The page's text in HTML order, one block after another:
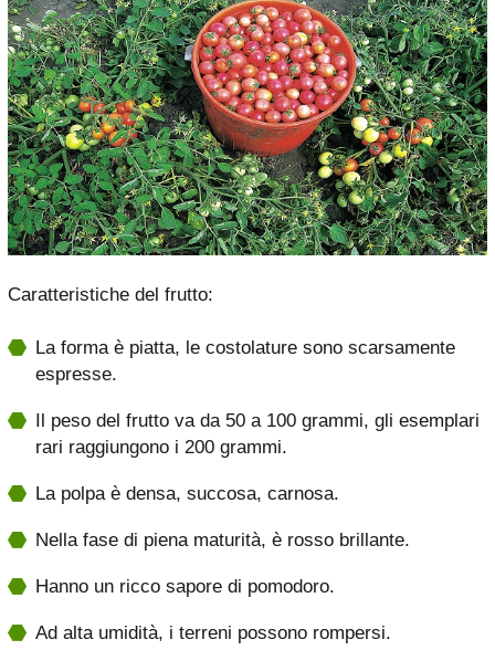
Caratteristiche del frutto:
La forma è piatta, le costolature sono scarsamente
espresse.
Il peso del frutto va da 50 a 100 grammi, gli esemplari
rari raggiungono i 200 grammi.
La polpa è densa, succosa, carnosa.
Nella fase di piena maturità, è rosso brillante.
Hanno un ricco sapore di pomodoro.
Ad alta umidità, i terreni possono rompersi.